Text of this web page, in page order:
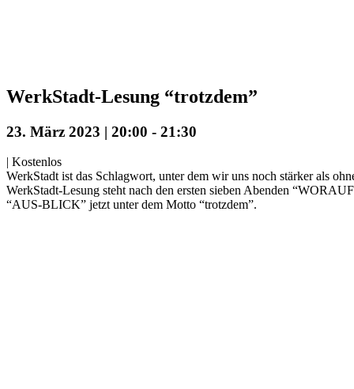
WerkStadt-Lesung “trotzdem”
23. März 2023 | 20:00 - 21:30
| Kostenlos
WerkStadt ist das Schlagwort, unter dem wir uns noch stärker als
WerkStadt-Lesung steht nach den ersten sieben Abenden
“AUS-BLICK” jetzt unter dem Motto “trotzdem”.